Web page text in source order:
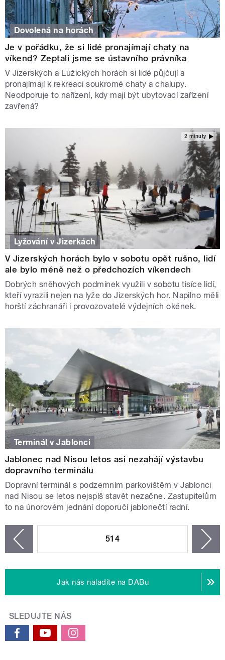
Dovolená na horách
Je v pořádku, že si lidé pronajímají chaty na
víkend? Zeptali jsme se ústavního právníka
V Jizerských a Lužických horách si lidé půjčují a
pronajímají k rekreaci soukromé chaty a chalupy.
Neodporuje to nařízení, kdy mají být ubytovací zařízení
zavřená?
2 minuty
Lyžování v Jizerkách
V Jizerských horách bylo v sobotu opět rušno, lidí
ale bylo méně než o předchozích víkendech
Dobrých sněhových podmínek využili v sobotu tisíce lidí,
kteří vyrazili nejen na lyže do Jizerských hor. Napilno měli
horští záchranáři i provozovatelé výdejních okének.
Terminál v Jablonci
Jablonec nad Nisou letos asi nezahájí výstavbu
dopravního terminálu
Dopravní terminál s podzemním parkovištěm v Jablonci
nad Nisou se letos nejspíš stavět nezačne. Zastupitelům
to na únorovém jednání doporučí jablonečtí radní.
514
Jak nás naladíte na DABu
SLEDUJTE NÁS